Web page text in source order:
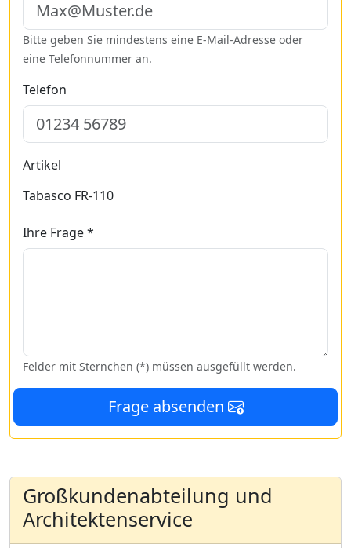
Bitte geben Sie mindestens eine E-Mail-Adresse oder
eine Telefonnummer an.
Telefon
Artikel
Tabasco FR-110
Ihre Frage *
Felder mit Sternchen (*) müssen ausgefüllt werden.
Frage absenden
Großkundenabteilung und
Architektenservice